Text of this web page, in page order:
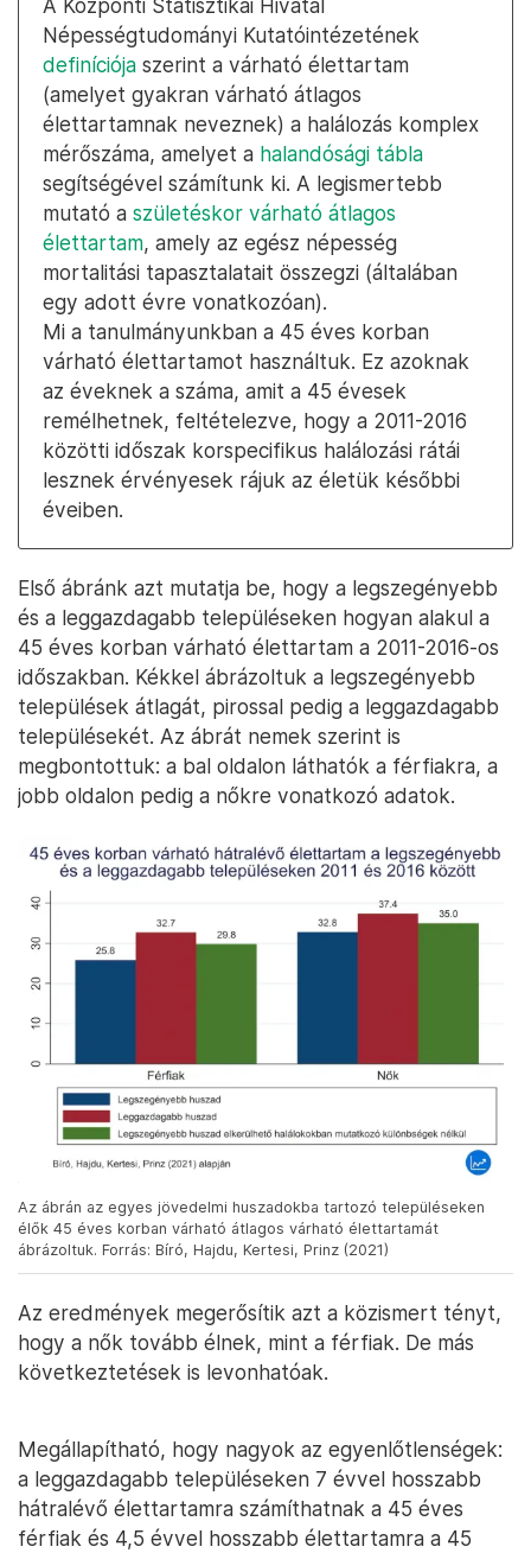
A Központi Statisztikai Hivatal
Népességtudományi Kutatóintézetének
definíciója szerint a várható élettartam
(amelyet gyakran várható átlagos
élettartamnak neveznek) a halálozás komplex
mérőszáma, amelyet a halandósági tábla
segítségével számítunk ki. A legismertebb
mutató a születéskor várható átlagos
élettartam, amely az egész népesség
mortalitási tapasztalatait összegzi (általában
egy adott évre vonatkozóan).
Mi a tanulmányunkban a 45 éves korban
várható élettartamot használtuk. Ez azoknak
az éveknek a száma, amit a 45 évesek
remélhetnek, feltételezve, hogy a 2011-2016
közötti időszak korspecifikus halálozási rátái
lesznek érvényesek rájuk az életük későbbi
éveiben.
Első ábránk azt mutatja be, hogy a legszegényebb
és a leggazdagabb településeken hogyan alakul a
45 éves korban várható élettartam a 2011-2016-os
időszakban. Kékkel ábrázoltuk a legszegényebb
települések átlagát, pirossal pedig a leggazdagabb
településekét. Az ábrát nemek szerint is
megbontottuk: a bal oldalon láthatók a férfiakra, a
jobb oldalon pedig a nőkre vonatkozó adatok.
Az ábrán az egyes jövedelmi huszadokba tartozó településeken
élők 45 éves korban várható átlagos várható élettartamát
ábrázoltuk. Forrás: Bíró, Hajdu, Kertesi, Prinz (2021)
Az eredmények megerősítik azt a közismert tényt,
hogy a nők tovább élnek, mint a férfiak. De más
következtetések is levonhatóak.
Megállapítható, hogy nagyok az egyenlőtlenségek:
a leggazdagabb településeken 7 évvel hosszabb
hátralévő élettartamra számíthatnak a 45 éves
férfiak és 4,5 évvel hosszabb élettartamra a 45